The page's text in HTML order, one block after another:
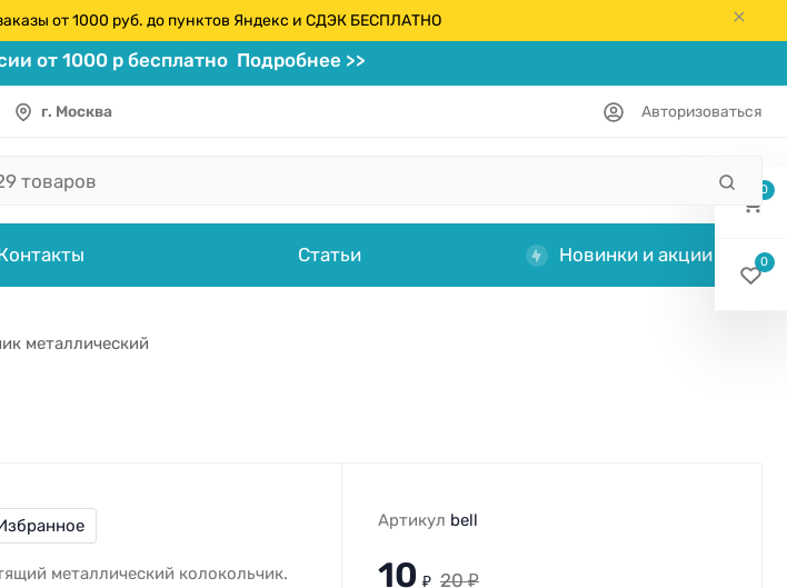
от 1000 руб. до пунктов Яндекс и СДЭК БЕСПЛАТНО
от 1000 р бесплатно Подробнее >>
г. Москва Авторизоваться
Статьи Новинки и акции
металлический
металлический колокольчик.
Артикул bell
10 ₽ 20 ₽
0
0